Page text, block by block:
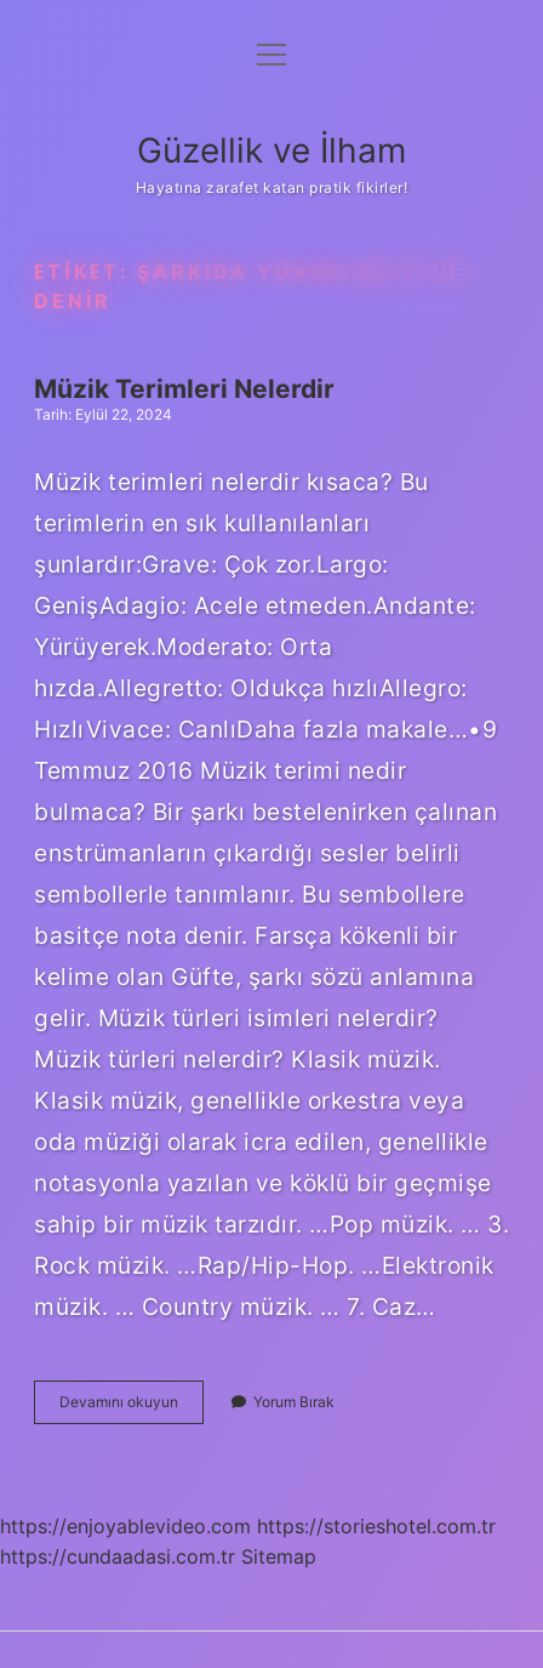
Anasayfa
Yasal Uyarı
menüyü
Güzellik ve İlham
Hayatına zarafet katan pratik fikirler!
ETIKET: ŞARKIDA YÜKSELMEYE NE
DENIR
Müzik Terimleri Nelerdir
Tarih: Eylül 22, 2024
Müzik terimleri nelerdir kısaca? Bu
terimlerin en sık kullanılanları
şunlardır:Grave: Çok zor.Largo:
GenişAdagio: Acele etmeden.Andante:
Yürüyerek.Moderato: Orta
hızda.Allegretto: Oldukça hızlıAllegro:
HızlıVivace: CanlıDaha fazla makale…•9
Temmuz 2016 Müzik terimi nedir
bulmaca? Bir şarkı bestelenirken çalınan
enstrümanların çıkardığı sesler belirli
sembollerle tanımlanır. Bu sembollere
basitçe nota denir. Farsça kökenli bir
kelime olan Güfte, şarkı sözü anlamına
gelir. Müzik türleri isimleri nelerdir?
Müzik türleri nelerdir? Klasik müzik.
Klasik müzik, genellikle orkestra veya
oda müziği olarak icra edilen, genellikle
notasyonla yazılan ve köklü bir geçmişe
sahip bir müzik tarzıdır. …Pop müzik. … 3.
Rock müzik. …Rap/Hip-Hop. …Elektronik
müzik. … Country müzik. … 7. Caz…
Devamını okuyun
Terimleri
Yorum Bırak
https://enjoyablevideo.com https://storieshotel.com.tr
https://cundaadasi.com.tr Sitemap